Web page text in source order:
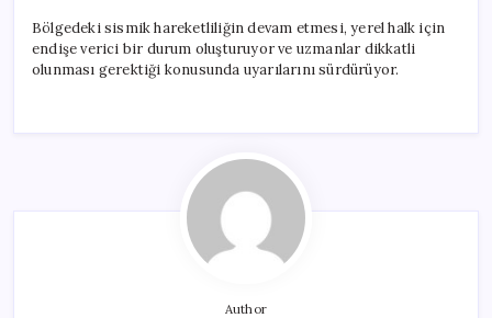
Bölgedeki sismik hareketliliğin devam etmesi, yerel halk için
endişe verici bir durum oluşturuyor ve uzmanlar dikkatli
olunması gerektiği konusunda uyarılarını sürdürüyor.
Author